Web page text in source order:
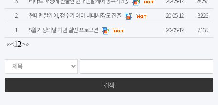
2
현대렌탈케어, 정수기 이어 비데시장도 진출 20-05-12
3,226
1
5월 가정의달 기념 할인 프로모션 20-05-12 7,135
«<12>»
검색